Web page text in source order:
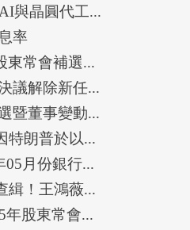
與晶圓代工...
率
東常會補選...
議解除新任...
暨董事變動...
特朗普於以...
05月份銀行...
緝！王鴻薇...
年股東常會...